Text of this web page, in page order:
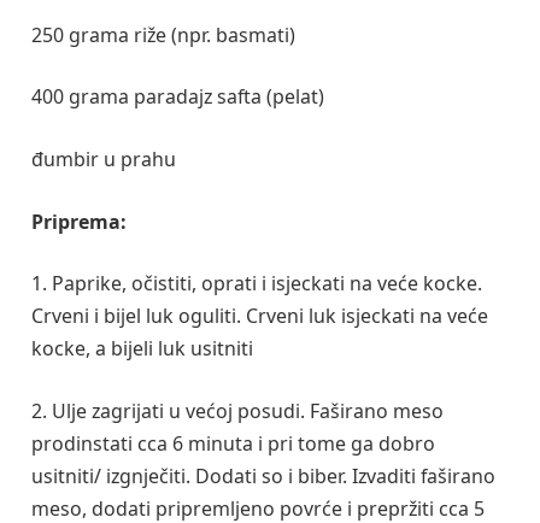
250 grama riže (npr. basmati)
400 grama paradajz safta (pelat)
đumbir u prahu
Priprema:
1. Paprike, očistiti, oprati i isjeckati na veće kocke.
Crveni i bijel luk oguliti. Crveni luk isjeckati na veće
kocke, a bijeli luk usitniti
2. Ulje zagrijati u većoj posudi. Faširano meso
prodinstati cca 6 minuta i pri tome ga dobro
usitniti/ izgnječiti. Dodati so i biber. Izvaditi faširano
meso, dodati pripremljeno povrće i prepržiti cca 5